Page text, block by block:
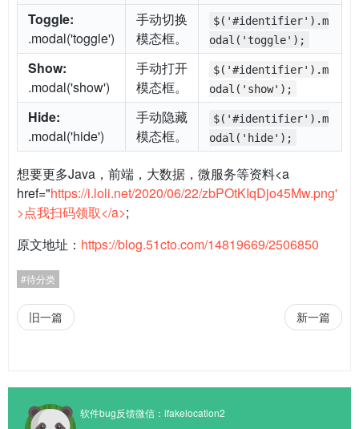
Toggle:
.modal('toggle')
手动切换
模态框。
$('#identifier').m
odal('toggle');
Show:
.modal('show')
手动打开
模态框。
$('#identifier').m
odal('show');
Hide:
.modal('hide')
手动隐藏
模态框。
$('#identifier').m
odal('hide');
想要更多Java，前端，大数据，微服务等资料<a
href="https://i.loli.net/2020/06/22/zbPOtKIqDjo45Mw.png'
>点我扫码领取</a>;
原文地址： https://blog.51cto.com/14819669/2506850
待分类
旧一篇 新一篇
软件bug反馈微信：ifakelocation2